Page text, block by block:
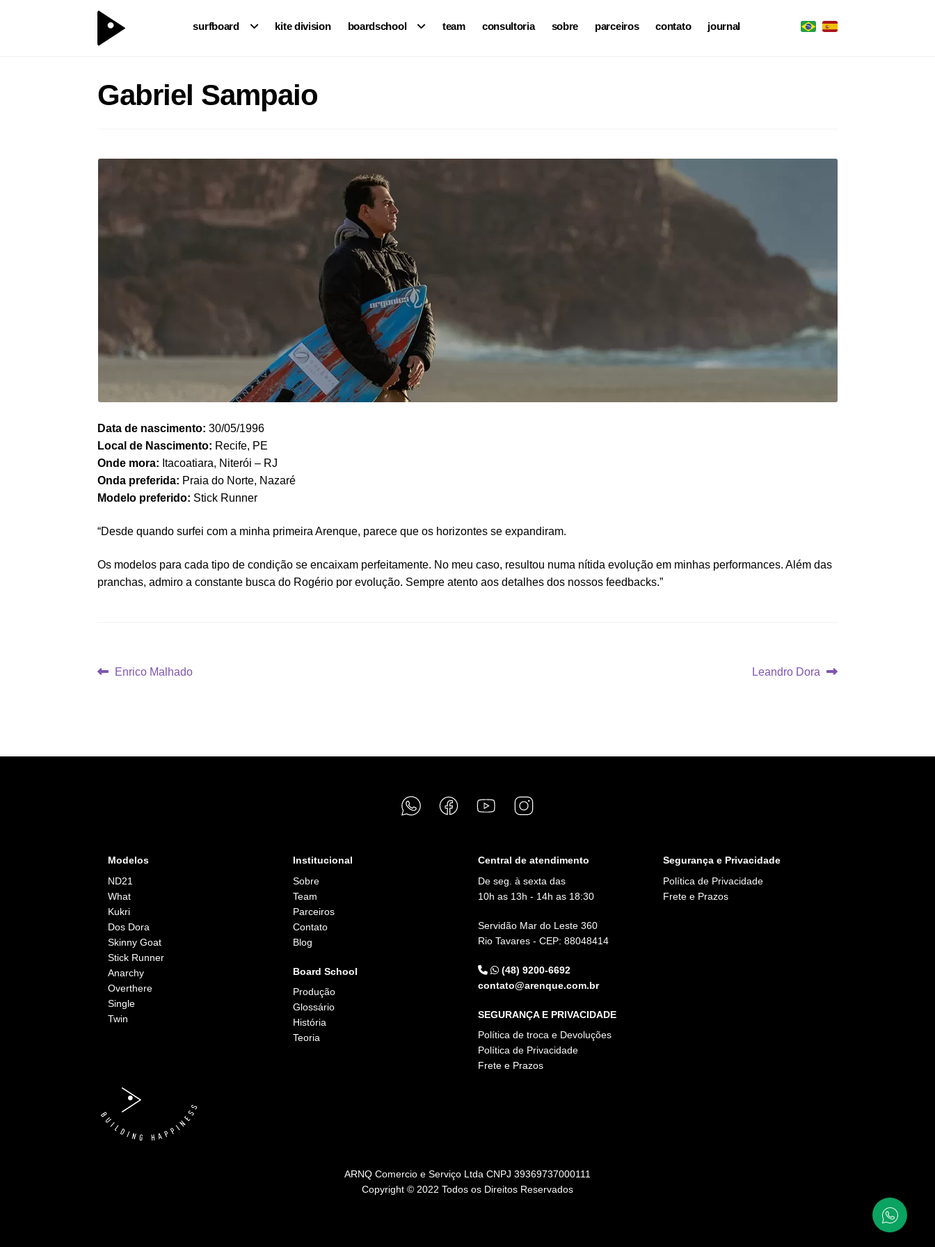
surfboard kite division boardschool team consultoria sobre parceiros contato journal
Gabriel Sampaio
Data de nascimento: 30/05/1996
Local de Nascimento: Recife, PE
Onde mora: Itacoatiara, Niterói – RJ
Onda preferida: Praia do Norte, Nazaré
Modelo preferido: Stick Runner
“Desde quando surfei com a minha primeira Arenque, parece que os horizontes se expandiram.
Os modelos para cada tipo de condição se encaixam perfeitamente. No meu caso, resultou numa nítida evolução em minhas performances. Além das
pranchas, admiro a constante busca do Rogério por evolução. Sempre atento aos detalhes dos nossos feedbacks.”
Navegação
Post
Enrico Malhado
Próximo
Leandro Dora
Modelos
ND21
What
Kukri
Dos Dora
Skinny Goat
Stick Runner
Anarchy
Overthere
Single
Twin
Institucional
Sobre
Team
Parceiros
Contato
Blog
Board School
Produção
Glossário
História
Teoria
Central de atendimento
De seg. à sexta das
10h as 13h - 14h as 18:30
Servidão Mar do Leste 360
Rio Tavares - CEP: 88048414
(48) 9200-6692
contato@arenque.com.br
SEGURANÇA E PRIVACIDADE
Política de troca e Devoluções
Política de Privacidade
Frete e Prazos
Segurança e Privacidade
Política de Privacidade
Frete e Prazos
ARNQ Comercio e Serviço Ltda CNPJ 39369737000111
Copyright © 2022 Todos os Direitos Reservados